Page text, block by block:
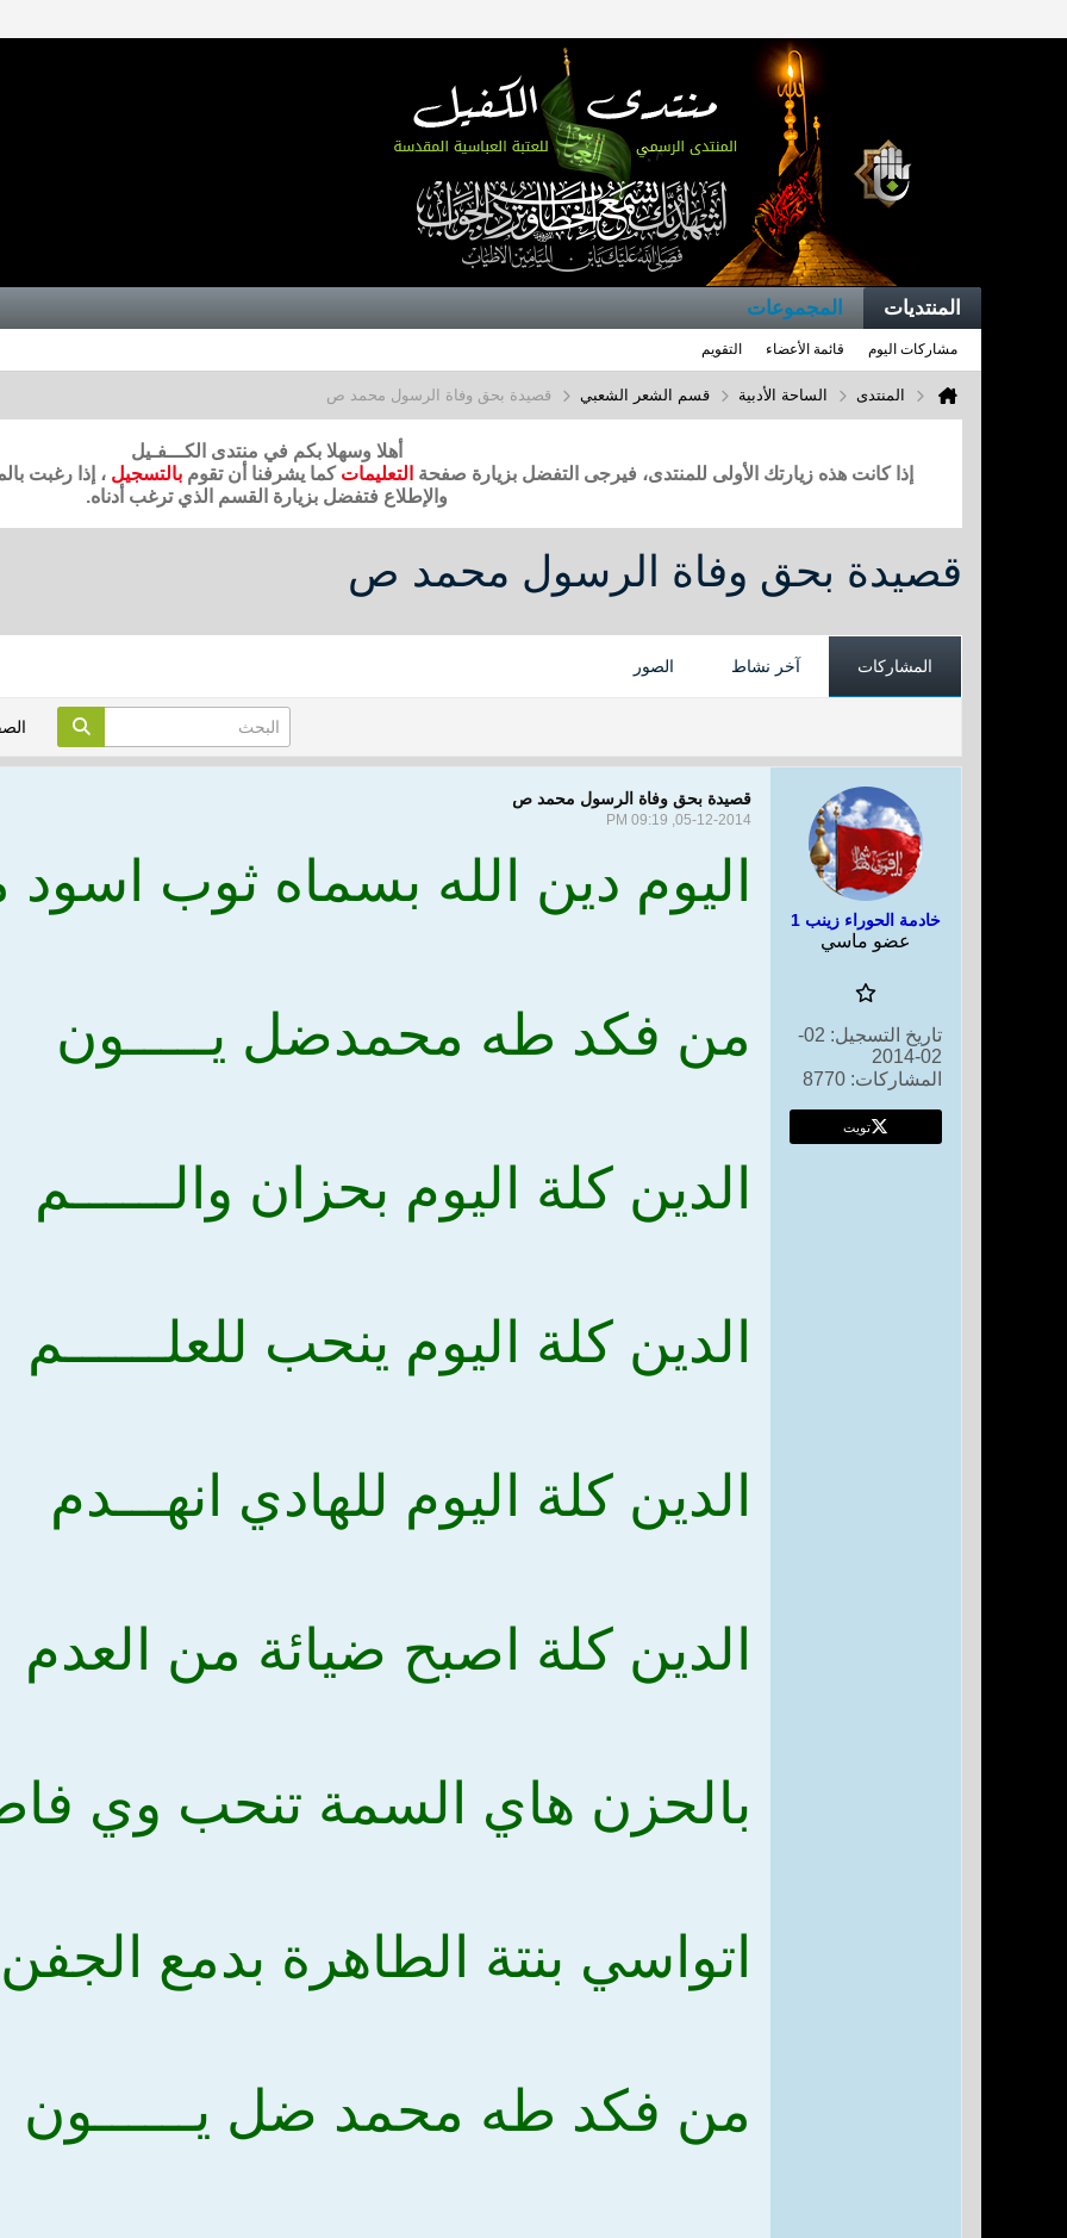
المنتديات المجموعات
مشاركات اليوم قائمة الأعضاء التقويم
المنتدى الساحة الأدبية قسم الشعر الشعبي قصيدة بحق وفاة الرسول محمد ص
أهلا وسهلا بكم في منتدى الكـــفـيل
إذا كانت هذه زيارتك الأولى للمنتدى، فيرجى التفضل بزيارة صفحة التعليمات كما يشرفنا أن تقوم بالتسجيل ، إذا رغبت
والإطلاع فتفضل بزيارة القسم الذي ترغب أدناه.
قصيدة بحق وفاة الرسول محمد ص
المشاركات آخر نشاط الصور
خادمة الحوراء زينب 1
عضو ماسي
تاريخ التسجيل:
02-
02-2014
المشاركات: 8770
تويت
قصيدة بحق وفاة الرسول محمد ص
05-12-2014, 09:19 PM
اليوم دين الله بسماه ثوب
من فكد طه محمدضل يـــــون
الدين كلة اليوم بحزان والــــــم
الدين كلة اليوم ينحب للعلــــــم
الدين كلة اليوم للهادي انهـــدم
الدين كلة اصبح ضيائة من العدم
بالحزن هاي السمة تنحب وي
اتواسي بنتة الطاهرة بدمع الجفن
من فكد طه محمد ضل يــــــون